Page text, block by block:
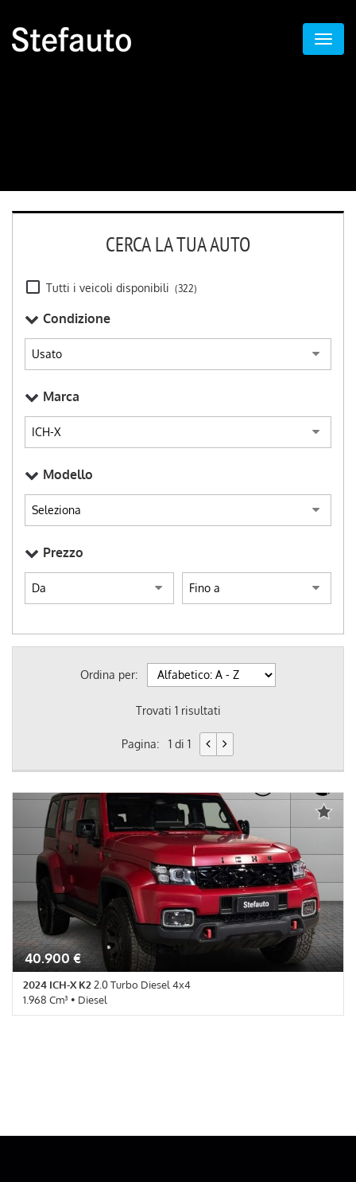
CERCA LA TUA AUTO
Tutti i veicoli disponibili (322)
Condizione
Marca
Modello
Prezzo
Ordina per:
Trovati 1risultati
Pagina:1 di 1
40.900 €
2024 ICH-X K22.0 Turbo Diesel 4x4
1.968 Cm³ • Diesel